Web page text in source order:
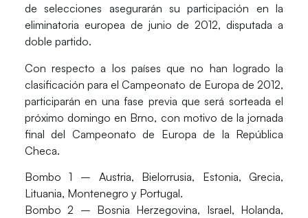
de selecciones asegurarán su participación en la
eliminatoria europea de junio de 2012, disputada a
doble partido.
Con respecto a los países que no han logrado la
clasificación para el Campeonato de Europa de 2012,
participarán en una fase previa que será sorteada el
próximo domingo en Brno, con motivo de la jornada
final del Campeonato de Europa de la República
Checa.
Bombo 1 – Austria, Bielorrusia, Estonia, Grecia,
Lituania, Montenegro y Portugal.
Bombo 2 – Bosnia Herzegovina, Israel, Holanda,